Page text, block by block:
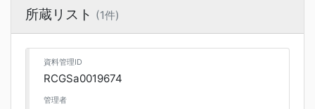
所蔵リスト (1件)
資料管理ID
RCGSa0019674
管理者